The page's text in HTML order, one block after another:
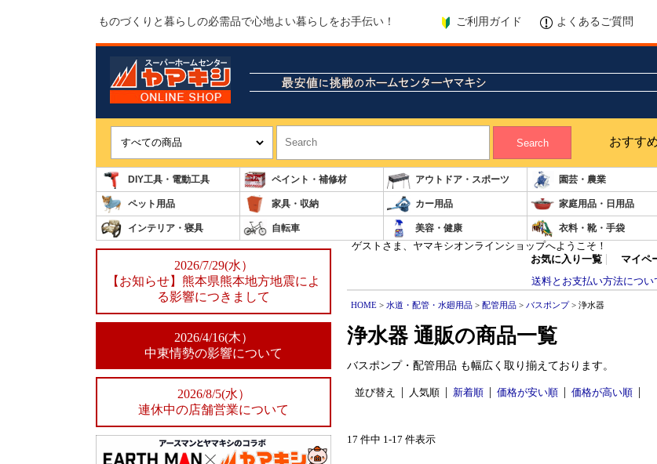
ものづくりと暮らしの必需品で心地よい暮らしをお手伝い！ ご利用ガイド よくあるご質問
Search おすす
DIY工具・電動工具 ペイント・補修材 アウトドア・スポーツ 園芸・農業
ペット用品 家具・収納 カー用品 家庭用品・日用品
インテリア・寝具 自転車 美容・健康 衣料・靴・手袋
2026/7/29(水）
【お知らせ】熊本県熊本地方地震によ
る影響につきまして
2026/4/16(木）
中東情勢の影響について
2026/8/5(水）
連休中の店舗営業について
ゲストさま、ヤマキシオンラインショップへようこそ！
お気に入り一覧
マイペ
送料とお支払い方法につい
HOME > 水道・配管・水廻用品 > 配管用品 > バスポンプ> 浄水器
浄水器 通販の商品一覧
バスポンプ・配管用品 も幅広く取り揃えております。
並び替え 人気順 新着順 価格が安い順 価格が高い順
17 件中 1-17 件表示